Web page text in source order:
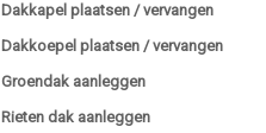
Dakkapel plaatsen / vervangen
Dakkoepel plaatsen / vervangen
Groendak aanleggen
Rieten dak aanleggen